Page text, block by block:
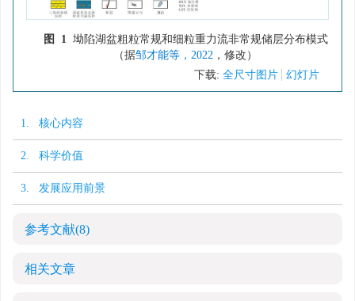
图 1 坳陷湖盆粗粒常规和细粒重力流非常规储层分布模式
（据邹才能等，2022 ，修改）
下载: 全尺寸图片 幻灯片
1. 核心内容
2. 科学价值
3. 发展应用前景
参考文献(8)
相关文章